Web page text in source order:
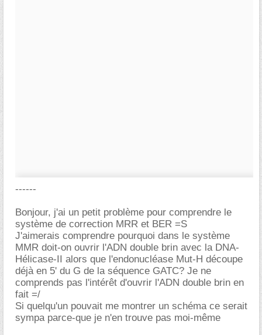
------
Bonjour, j'ai un petit problème pour comprendre le
système de correction MRR et BER =S
J'aimerais comprendre pourquoi dans le système
MMR doit-on ouvrir l'ADN double brin avec la DNA-
Hélicase-II alors que l'endonucléase Mut-H découpe
déjà en 5' du G de la séquence GATC? Je ne
comprends pas l'intérêt d'ouvrir l'ADN double brin en
fait =/
Si quelqu'un pouvait me montrer un schéma ce serait
sympa parce-que je n'en trouve pas moi-même